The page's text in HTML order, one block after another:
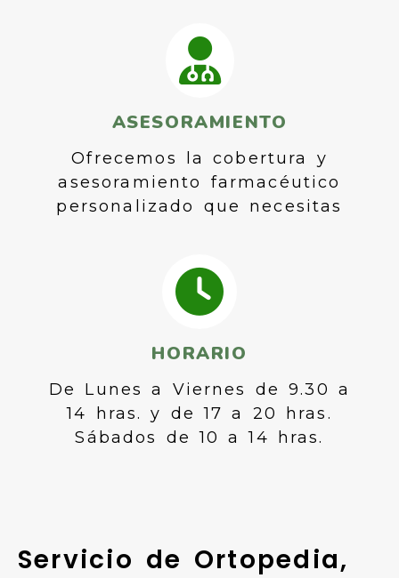
ASESORAMIENTO
Ofrecemos la cobertura y
asesoramiento farmacéutico
personalizado que necesitas
HORARIO
De Lunes a Viernes de 9.30 a
14 hras. y de 17 a 20 hras.
Sábados de 10 a 14 hras.
Servicio de Ortopedia,